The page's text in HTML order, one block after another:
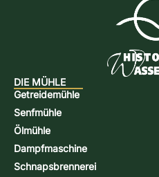
DIE MÜHLE
Getreidemühle
Senfmühle
Ölmühle
Dampfmaschine
Schnapsbrennerei